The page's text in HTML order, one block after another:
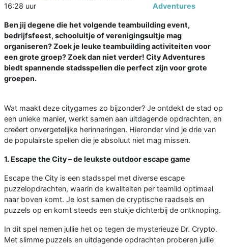
16:28 uur
Adventures
Ben jij degene die het volgende teambuilding event,
bedrijfsfeest, schooluitje of verenigingsuitje mag
organiseren? Zoek je leuke teambuilding activiteiten voor
een grote groep? Zoek dan niet verder! City Adventures
biedt spannende stadsspellen die perfect zijn voor grote
groepen.
Wat maakt deze citygames zo bijzonder? Je ontdekt de stad op
een unieke manier, werkt samen aan uitdagende opdrachten, en
creëert onvergetelijke herinneringen. Hieronder vind je drie van
de populairste spellen die je absoluut niet mag missen.
1. Escape the City – de leukste outdoor escape game
Escape the City is een stadsspel met diverse escape
puzzelopdrachten, waarin de kwaliteiten per teamlid optimaal
naar boven komt. Je lost samen de cryptische raadsels en
puzzels op en komt steeds een stukje dichterbij de ontknoping.
In dit spel nemen jullie het op tegen de mysterieuze Dr. Crypto.
Met slimme puzzels en uitdagende opdrachten proberen jullie